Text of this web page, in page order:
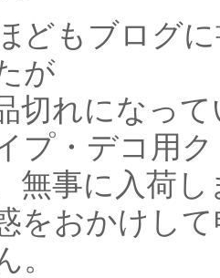
どもブログ
が
切れになっ
プ・デコ用
無事に入荷し
をおかけし
。